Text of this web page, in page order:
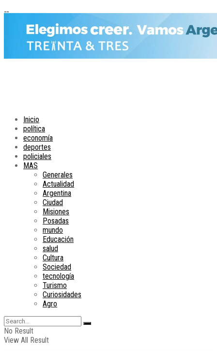
Inicio
política
economía
deportes
policiales
MAS
Generales
Actualidad
Argentina
Ciudad
Misiones
Posadas
mundo
Educación
salud
Cultura
Sociedad
tecnología
Turismo
Curiosidades
Agro
No Result
View All Result